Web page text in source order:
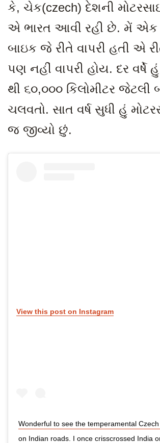
કે, ચેક(czech) દેશની
એ ભારત આવી રહી છે. મેં એક
બાઇક જે રીતે વાપરી હતી એ
પણ નહીં વાપરી હોય. દર
થી ૬૦,૦૦૦ કિલોમીટર જેટલી
ચલવતો. સાત વર્ષ સુધી હું
જ જીવ્યો છું.
View this post on Instagram
Wonderful to see the temperamental
on Indian roads. I once crisscrossed India